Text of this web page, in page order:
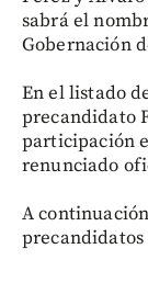
sabrá el
Gobernación
En el listado
precandidato
participación
renunciado
A